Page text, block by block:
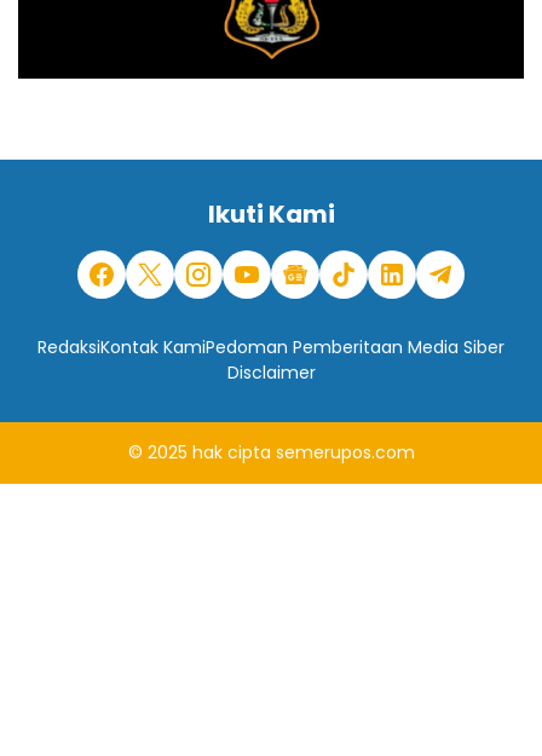
Ikuti Kami
RedaksiKontak KamiPedoman Pemberitaan Media Siber
Disclaimer
© 2025 hak cipta semerupos.com